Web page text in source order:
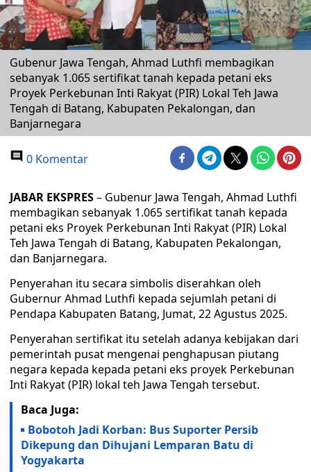
Gubenur Jawa Tengah, Ahmad Luthfi membagikan
sebanyak 1.065 sertifikat tanah kepada petani eks
Proyek Perkebunan Inti Rakyat (PIR) Lokal Teh Jawa
Tengah di Batang, Kabupaten Pekalongan, dan
Banjarnegara
0 Komentar
JABAR EKSPRES– Gubenur Jawa Tengah, Ahmad Luthfi
membagikan sebanyak 1.065 sertifikat tanah kepada
petani eks Proyek Perkebunan Inti Rakyat (PIR) Lokal
Teh Jawa Tengah di Batang, Kabupaten Pekalongan,
dan Banjarnegara.
Penyerahan itu secara simbolis diserahkan oleh
Gubernur Ahmad Luthfi kepada sejumlah petani di
Pendapa Kabupaten Batang, Jumat, 22 Agustus 2025.
Penyerahan sertifikat itu setelah adanya kebijakan dari
pemerintah pusat mengenai penghapusan piutang
negara kepada kepada petani eks proyek Perkebunan
Inti Rakyat (PIR) lokal teh Jawa Tengah tersebut.
Baca Juga:
Bobotoh Jadi Korban: Bus Suporter Persib
Dikepung dan Dihujani Lemparan Batu di
Yogyakarta